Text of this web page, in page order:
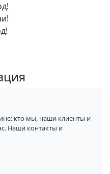
кто мы, наши клиенты и
Наши контакты и